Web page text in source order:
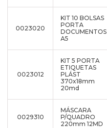
0023020
KIT 10 BOLSAS
PORTA
DOCUMENTOS
A5
0023012
KIT 5 PORTA
ETIQUETAS
PLÁST
370x18mm
20md
0029310
MÁSCARA
P/QUADRO
220mm 12MD